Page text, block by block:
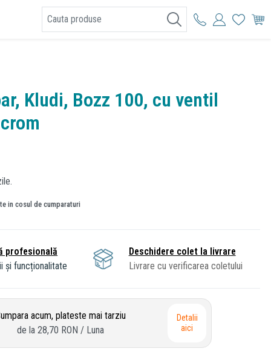
Kludi, Bozz 100, cu ventil
in cosul de cumparaturi
profesională
și funcționalitate
Deschidere colet la livrare
Livrare cu verificarea coletului
acum, plateste mai tarziu
de la 28,70 RON / Luna
Detalii
aici